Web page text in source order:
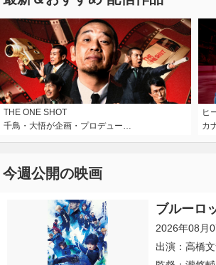
THE ONE SHOT
千鳥・大悟が企画・プロデュー…
ヒ
カ
今週公開の映画
ブルーロ
2026年08月
出演：高橋